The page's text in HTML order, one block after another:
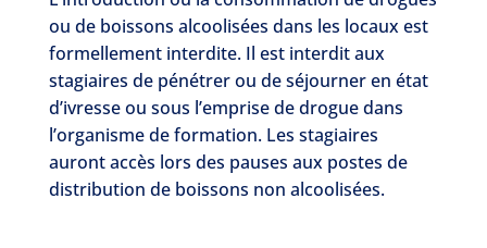
ou de boissons alcoolisées dans les locaux est
formellement interdite. Il est interdit aux
stagiaires de pénétrer ou de séjourner en état
d’ivresse ou sous l’emprise de drogue dans
l’organisme de formation. Les stagiaires
auront accès lors des pauses aux postes de
distribution de boissons non alcoolisées.